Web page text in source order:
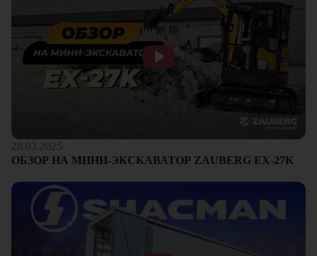
28.03.2025
ОБЗОР НА МИНИ-ЭКСКАВАТОР ZAUBERG EX-27K